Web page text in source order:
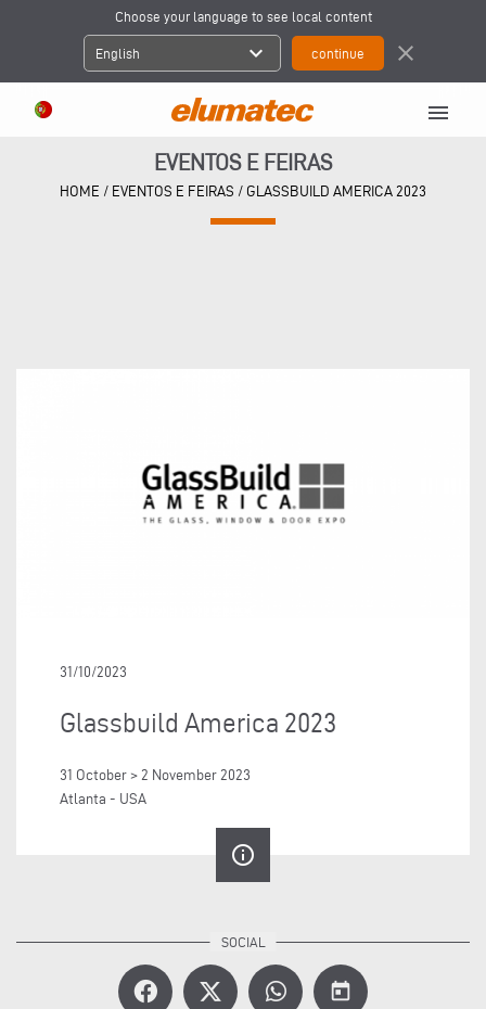
Choose your language to see local content
English expand_more close
menu
EVENTOS E FEIRAS
HOME / EVENTOS E FEIRAS / GLASSBUILD AMERICA 2023
31/10/2023
Glassbuild America 2023
31 October > 2 November 2023
Atlanta - USA
info_outline
today